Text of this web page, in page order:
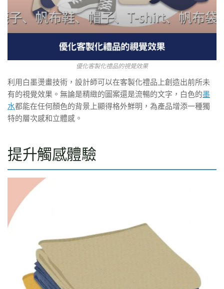
優化客製化禮品的視覺效果
利用白墨燙畫技術，設計師可以在客製化禮品上創造出前所未
有的視覺效果。無論是精緻的圖案還是流暢的文字，白色的墨
水都能在任何顏色的背景上顯得格外鮮明，為產品增添一種獨
特的層次感和立體感。
提升觸感體驗